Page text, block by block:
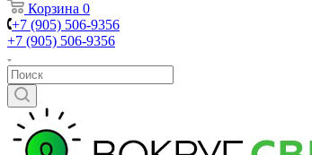
Корзина 0
+7 (905) 506-9356
+7 (905) 506-9356